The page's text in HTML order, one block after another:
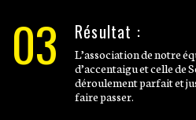
03 Résultat :
L’association de notre
d’accentaigu et celle de
déroulement parfait et
faire passer.